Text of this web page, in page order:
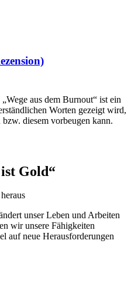
aus dem Burnout“ ist ein
Worten gezeigt wird,
diesem vorbeugen kann.
Gold“
unser Leben und Arbeiten
wir unsere Fähigkeiten
auf neue Herausforderungen